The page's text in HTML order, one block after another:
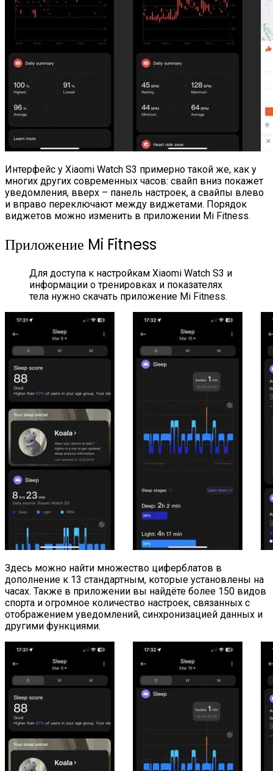
Интерфейс у Xiaomi Watch S3 примерно такой же, как у
многих других современных часов: свайп вниз покажет
уведомления, вверх – панель настроек, а свайпы влево
и вправо переключают между виджетами. Порядок
виджетов можно изменить в приложении Mi Fitness.
Приложение Mi Fitness
Для доступа к настройкам Xiaomi Watch S3 и
информации о тренировках и показателях
тела нужно скачать приложение Mi Fitness.
Здесь можно найти множество циферблатов в
дополнение к 13 стандартным, которые установлены на
часах. Также в приложении вы найдёте более 150 видов
спорта и огромное количество настроек, связанных с
отображением уведомлений, синхронизацией данных и
другими функциями.